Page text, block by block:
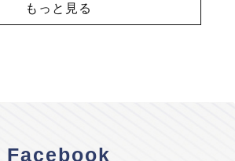
もっと見る
Facebook